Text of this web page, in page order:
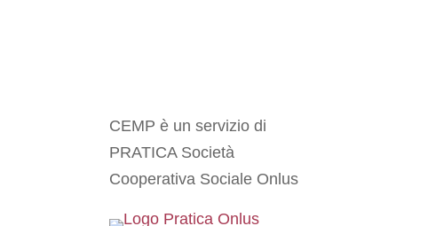
CEMP è un servizio di
PRATICA Società
Cooperativa Sociale Onlus